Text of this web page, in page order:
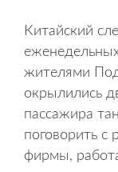
Китайский
жителями
окрылились
пассажира
поговорить с
фирмы,